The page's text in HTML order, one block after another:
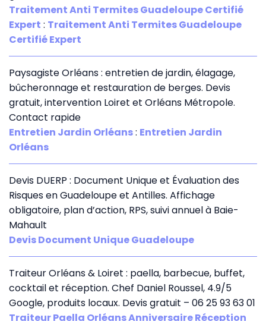
Traitement Anti Termites Guadeloupe Certifié
Expert : Traitement Anti Termites Guadeloupe
Certifié Expert
Paysagiste Orléans : entretien de jardin, élagage,
bûcheronnage et restauration de berges. Devis
gratuit, intervention Loiret et Orléans Métropole.
Contact rapide
Entretien Jardin Orléans: Entretien Jardin
Orléans
Devis DUERP : Document Unique et Évaluation des
Risques en Guadeloupe et Antilles. Affichage
obligatoire, plan d’action, RPS, suivi annuel à Baie-
Mahault
Devis Document Unique Guadeloupe
Traiteur Orléans & Loiret : paella, barbecue, buffet,
cocktail et réception. Chef Daniel Roussel, 4.9/5
Google, produits locaux. Devis gratuit – 06 25 93 63 01
Traiteur Paella Orléans Anniversaire Réception